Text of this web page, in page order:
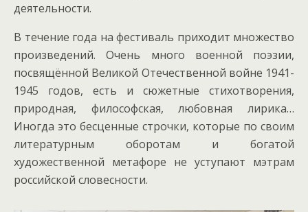
деятельности.
В течение года на фестиваль приходит множество
произведений. Очень много военной поэзии,
посвящённой Великой Отечественной во­йне 1941-
1945 годов, есть и сюжетные стихотворения,
природная, философская, любовная лирика…
Иногда это бесценные строчки, которые по своим
литературным оборотам и богатой
художественной метафоре не уступают мэтрам
российской словесности.